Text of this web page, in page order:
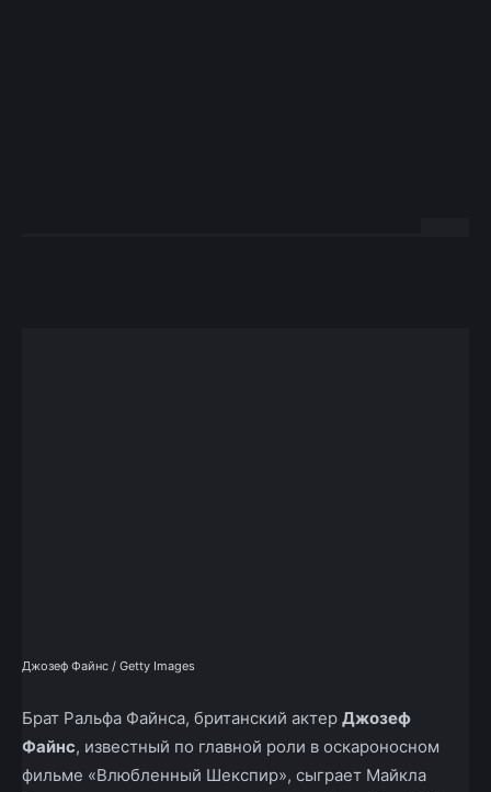
Джозеф Файнс / Getty Images
Брат Ральфа Файнса, британский актер Джозеф
Файнс, известный по главной роли в оскароносном
фильме «Влюбленный Шекспир», сыграет Майкла